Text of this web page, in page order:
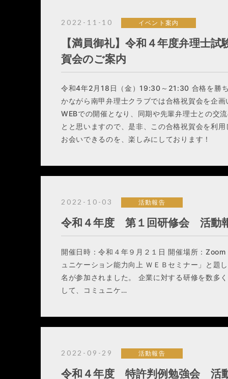
2022-11-10 イベント案内
【満員御礼】令和４年度弁理士
賀会のご案内
令和4年2月18日（金）19:30～21:30 合格を勝
かながら南甲弁理士クラブでは合格祝賀会を企
WEBでの開催となり、同期や先輩弁理士との交
とと思いますので、是非、この合格祝賀会を利
お会いできるのを、楽しみにしております！
2022-10-03 活動報告
令和４年度 第１回研修会 活動
開催日時：令和４年９月２１日 開催場所：
ュニケーション能力向上 ＷＥＢセミナー」と題
名が参加されました。 企業に対する研修を数多
して、コミュニケ…
2022-09-29 活動報告
令和４年度 特許判例勉強会 活